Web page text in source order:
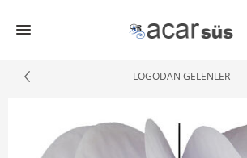
LOGODAN GELENLER